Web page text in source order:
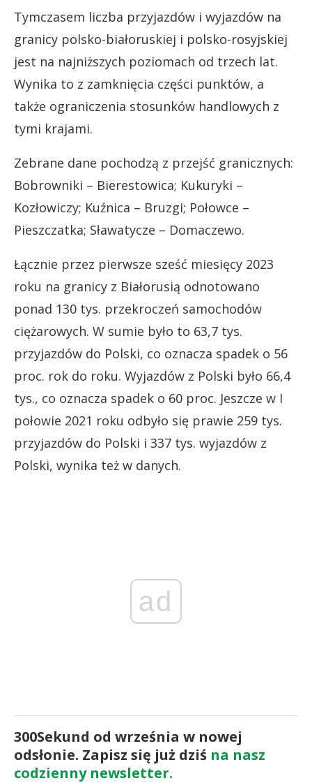
Tymczasem liczba przyjazdów i wyjazdów na
granicy polsko-białoruskiej i polsko-rosyjskiej
jest na najniższych poziomach od trzech lat.
Wynika to z zamknięcia części punktów, a
także ograniczenia stosunków handlowych z
tymi krajami.
Zebrane dane pochodzą z przejść granicznych:
Bobrowniki – Bierestowica; Kukuryki –
Kozłowiczy; Kuźnica – Bruzgi; Połowce –
Pieszczatka; Sławatycze – Domaczewo.
Łącznie przez pierwsze sześć miesięcy 2023
roku na granicy z Białorusią odnotowano
ponad 130 tys. przekroczeń samochodów
ciężarowych. W sumie było to 63,7 tys.
przyjazdów do Polski, co oznacza spadek o 56
proc. rok do roku. Wyjazdów z Polski było 66,4
tys., co oznacza spadek o 60 proc. Jeszcze w I
połowie 2021 roku odbyło się prawie 259 tys.
przyjazdów do Polski i 337 tys. wyjazdów z
Polski, wynika też w danych.
ad
300Sekund od września w nowej
odsłonie. Zapisz się już dziś na nasz
codzienny newsletter.